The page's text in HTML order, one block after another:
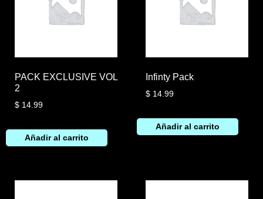
PACK EXCLUSIVE VOL
2
$ 14.99
Añadir al carrito
Infinty Pack
$14.99
Añadir al carrito